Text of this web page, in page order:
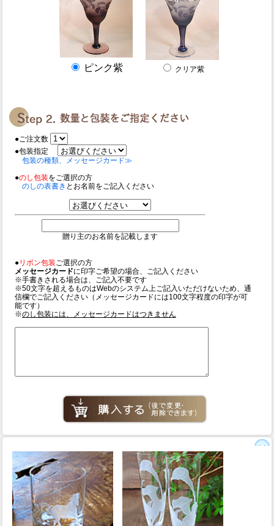
ピンク紫 クリア紫
●ご注文数
●包装指定
包装の種類、メッセージカード≫
●のし包装をご選択の方
のしの表書き とお名前をご記入ください
贈り主のお名前を記載します
●リボン包装ご選択の方
メッセージカードに印字ご希望の場合、ご記入ください
※手書きされる場合は、ご記入不要です
※50文字を超えるものはWebのシステム上ご記入いただけないため、通
信欄でご記入ください（メッセージカードには100文字程度の印字が可
能です）
※のし包装には、メッセージカードはつきません